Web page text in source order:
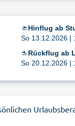
Hinflug ab
So 13.12.2026 |
Rückflug ab
So 20.12.2026 |